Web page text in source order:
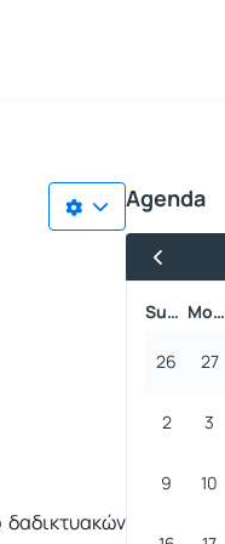
δαδικτυακών
Agenda
Sunday
Monday
26 27
2 3
9 10